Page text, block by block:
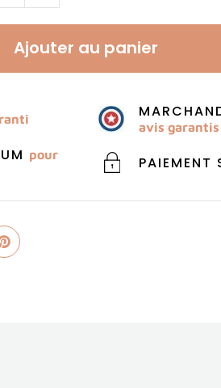
Ajouter au panier
avis garantis
pour
PAIEMENT